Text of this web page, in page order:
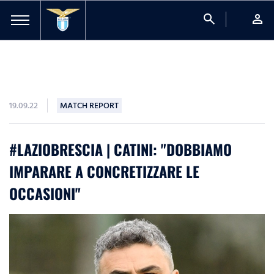
search person
19.09.22 MATCH REPORT
#LAZIOBRESCIA | CATINI: "DOBBIAMO
IMPARARE A CONCRETIZZARE LE
OCCASIONI"